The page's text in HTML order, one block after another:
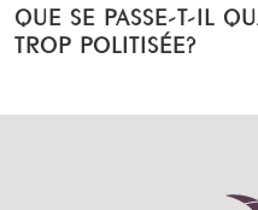
QUE SE PASSE-T-IL
TROP POLITISÉE?